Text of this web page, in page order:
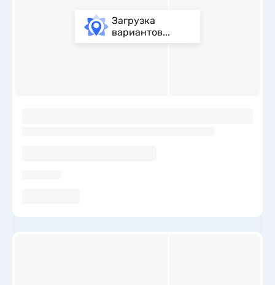
Загрузка
вариантов...